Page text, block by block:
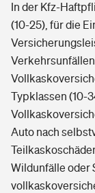
In der Kfz-
(10-25), für die
Typklassen (10-
Auto nach
Wildunfälle oder